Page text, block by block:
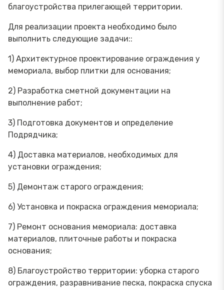
благоустройства прилегающей территории.
Для реализации проекта необходимо было
выполнить следующие задачи::
1) Архитектурное проектирование ограждения у
мемориала, выбор плитки для основания;
2) Разработка сметной документации на
выполнение работ;
3) Подготовка документов и определение
Подрядчика;
4) Доставка материалов, необходимых для
установки ограждения;
5) Демонтаж старого ограждения;
6) Установка и покраска ограждения мемориала;
7) Ремонт основания мемориала: доставка
материалов, плиточные работы и покраска
основания;
8) Благоустройство территории: уборка старого
ограждения, разравнивание песка, покраска спуска